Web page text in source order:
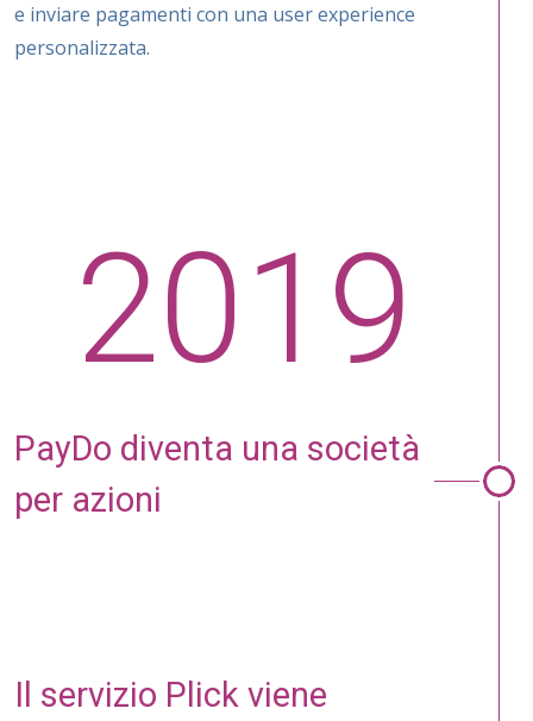
e inviare pagamenti con una user experience
personalizzata.
2019
PayDo diventa una società
per azio­ni
Il servizio Plick viene